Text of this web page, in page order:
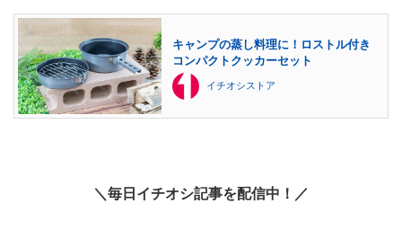
キャンプの蒸し料理に！ロストル付き
コンパクトクッカーセット
イチオシストア
＼毎日イチオシ記事を配信中！／